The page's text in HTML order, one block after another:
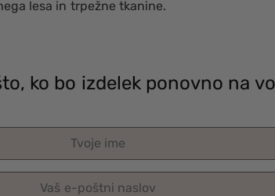
lesa in trpežne tkanine.
ko bo izdelek ponovno na